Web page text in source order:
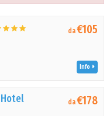
da€105
Info
da€178